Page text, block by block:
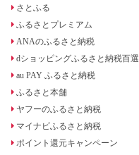
さとふる
ふるさとプレミアム
ANAのふるさと納税
dショッピングふるさと納税百選
au PAY ふるさと納税
ふるさと本舗
ヤフーのふるさと納税
マイナビふるさと納税
ポイント還元キャンペーン